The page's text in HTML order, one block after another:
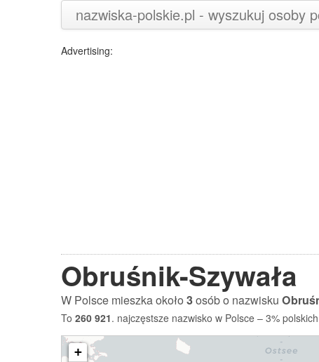
nazwiska-polskie.pl - wyszukuj osoby
Advertising:
Obruśnik-Szywała
W Polsce mieszka około3osób o nazwisku
To 260 921. najczęstsze nazwisko w Polsce – 3%
+